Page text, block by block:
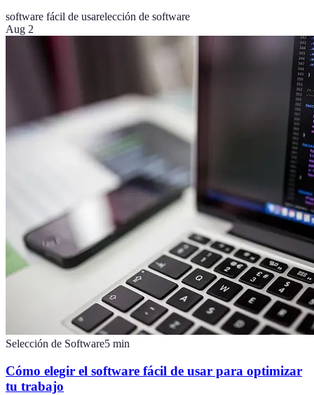
software fácil de usarelección de software
Aug 2
Selección de Software5 min
Cómo elegir el software fácil de usar para optimizar
tu trabajo